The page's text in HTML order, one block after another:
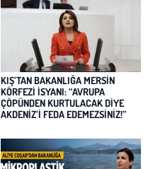
KIŞ’TAN BAKANLIĞA MERSİN
KÖRFEZİ İSYANI: “AVRUPA
ÇÖPÜNDEN KURTULACAK DİYE
AKDENİZ’İ FEDA EDEMEZSİNİZ!”